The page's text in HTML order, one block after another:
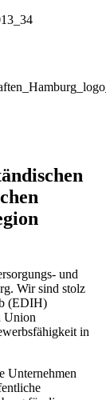
und
Wir sind stolz
(EDIH)
Union
in
Unternehmen